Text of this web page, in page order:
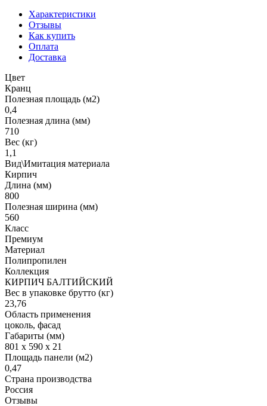
Характеристики
Отзывы
Как купить
Оплата
Доставка
Цвет
Кранц
Полезная площадь (м2)
0,4
Полезная длина (мм)
710
Вес (кг)
1,1
Вид\Имитация материала
Кирпич
Длина (мм)
800
Полезная ширина (мм)
560
Класс
Премиум
Материал
Полипропилен
Коллекция
КИРПИЧ БАЛТИЙСКИЙ
Вес в упаковке брутто (кг)
23,76
Область применения
цоколь, фасад
Габариты (мм)
801 x 590 x 21
Площадь панели (м2)
0,47
Страна производства
Россия
Отзывы